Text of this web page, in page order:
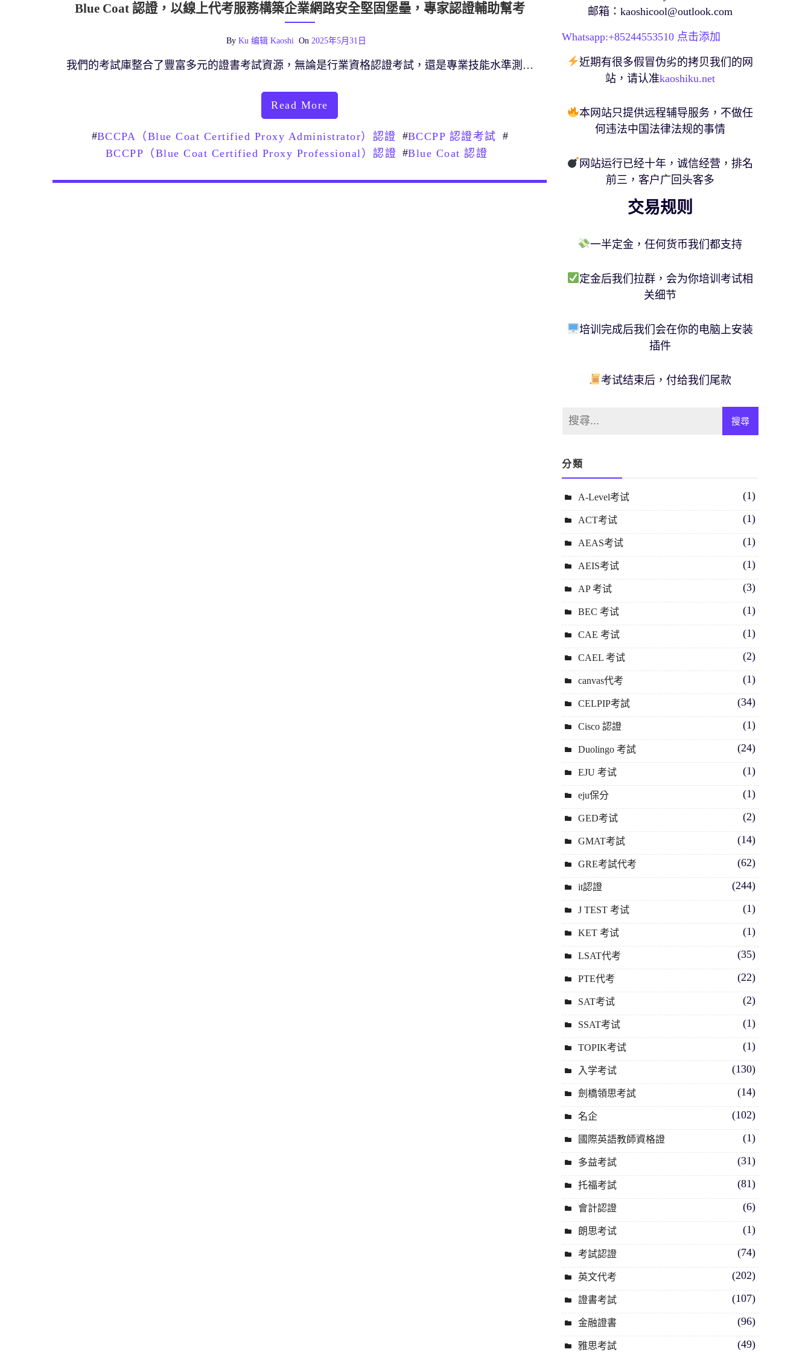
Blue Coat 認證，以線上代考服務構築企業網路安全堅固堡壘，專家認證輔助幫考
By Ku 编辑 Kaoshi On 2025年5月31日
我們的考試庫整合了豐富多元的證書考試資源，無論是行業資格認證考試，還是專業技能水準測…
Read More
#BCCPA（Blue Coat Certified Proxy Administrator）認證 #BCCPP 認證考試 #
BCCPP（Blue Coat Certified Proxy Professional）認證 #Blue Coat 認證
邮箱： kaoshicool@outlook.com
Whatsapp:+85244553510 点击添加
近期有很多假冒伪劣的拷贝我们的网
站，请认准kaoshiku.net
本网站只提供远程辅导服务，不做任
何违法中国法律法规的事情
网站运行已经十年，诚信经营，排名
前三，客户广回头客多
交易规则
一半定金，任何货币我们都支持
定金后我们拉群，会为你培训考试相
关细节
培训完成后我们会在你的电脑上安装
插件
考试结束后，付给我们尾款
分類
A-Level考试 (1)
ACT考试 (1)
AEAS考试 (1)
AEIS考试 (1)
AP 考试 (3)
BEC 考试 (1)
CAE 考试 (1)
CAEL 考试 (2)
canvas代考 (1)
CELPIP考試 (34)
Cisco 認證 (1)
Duolingo 考試 (24)
EJU 考试 (1)
eju保分 (1)
GED考试 (2)
GMAT考試 (14)
GRE考試代考 (62)
it認證 (244)
J TEST 考试 (1)
KET 考试 (1)
LSAT代考 (35)
PTE代考 (22)
SAT考试 (2)
SSAT考试 (1)
TOPIK考试 (1)
入学考试 (130)
劍橋領思考試 (14)
名企 (102)
國際英語教師資格證 (1)
多益考試 (31)
托福考試 (81)
會計認證 (6)
朗思考试 (1)
考試認證 (74)
英文代考 (202)
證書考試 (107)
金融證書 (96)
雅思考試 (49)